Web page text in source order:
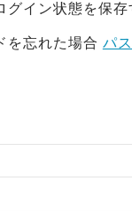
グイン状態を保存
を忘れた場合 パ